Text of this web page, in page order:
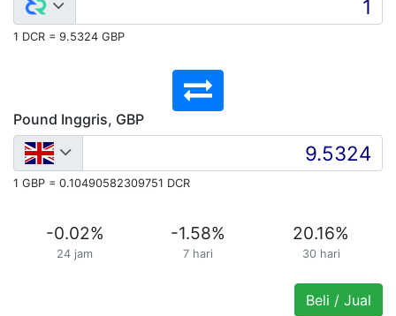
1 DCR = 9.5324 GBP
Pound Inggris, GBP
1 GBP = 0.10490582309751 DCR
-0.02%
24 jam
-1.58%
7 hari
20.16%
30 hari
Beli / Jual